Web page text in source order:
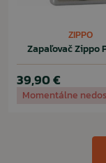
ZIPPO
Zapaľovač Zippo
39,90 €
Momentálne